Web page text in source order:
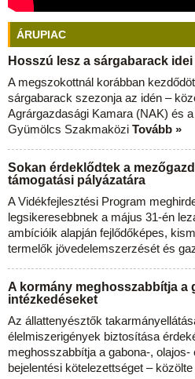
ÁRUPIAC
Hosszú lesz a sárgabarack
A megszokottnál korábban
sárgabarack szezonja az idén –
Agrárgazdasági Kamara (NAK) és
Gyümölcs Szakmaközi Tovább »
Sokan érdeklődtek a
támogatási pályázatára
A Vidékfejlesztési Program
legsikeresebbnek a május 31-én
ambícióik alapján fejlődőképes,
termelők jövedelemszerzését és
A kormány meghosszabbítja a
intézkedéseket
Az állattenyésztők
élelmiszerigények biztosítása
meghosszabbítja a gabona-,
bejelentési kötelezettséget –